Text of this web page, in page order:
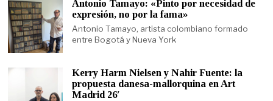
Antonio Tamayo: «Pinto por necesidad de
expresión, no por la fama»
Antonio Tamayo, artista colombiano formado
entre Bogotá y Nueva York
Kerry Harm Nielsen y Nahir Fuente: la
propuesta danesa-mallorquina en Art
Madrid 26′